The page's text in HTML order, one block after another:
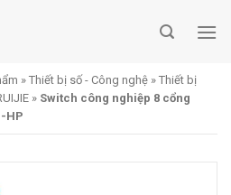
» Thiết bị số - Công nghệ » Thiết bị
» Switch công nghiệp 8 cổng
HP